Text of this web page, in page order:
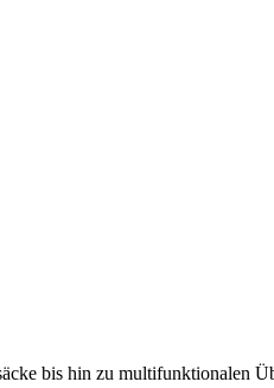
bis hin zu multifunktionalen